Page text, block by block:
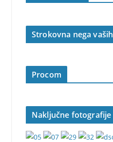
Strokovna nega
Procom
Naključne fotografije